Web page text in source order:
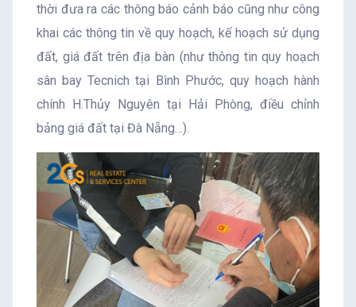
thời đưa ra các thông báo cảnh báo cũng như công
khai các thông tin về quy hoạch, kế hoạch sử dụng
đất, giá đất trên địa bàn (như thông tin quy hoạch
sân bay Tecnich tại Bình Phước, quy hoạch hành
chính H.Thủy Nguyên tại Hải Phòng, điều chỉnh
bảng giá đất tại Đà Nẵng…).